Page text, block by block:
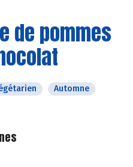
de pommes
Automne